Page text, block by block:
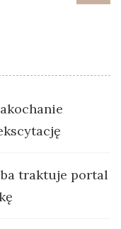
traktuje portal